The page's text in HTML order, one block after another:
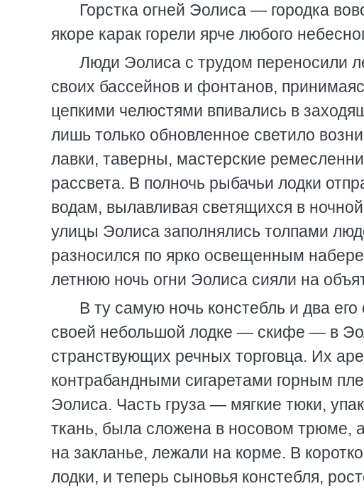
Горстка огней Эолиса — городка
якоре карак горели ярче любого
Люди Эолиса с трудом переносили
своих бассейнов и фонтанов,
цепкими челюстями впивались в
лишь только обновленное светило
лавки, таверны, мастерские
рассвета. В полночь рыбачьи лодки
водам, вылавливая светящихся в
улицы Эолиса заполнялись толпами
разносился по ярко освещенным
летнюю ночь огни Эолиса сияли на
В ту самую ночь констебль и два
своей небольшой лодке — скифе — в
странствующих речных торговца. Их
контрабандными сигаретами горным
Эолиса. Часть груза — мягкие тюки,
ткань, была сложена в носовом трюме,
на закланье, лежали на корме. В
лодки, и теперь сыновья констебля,